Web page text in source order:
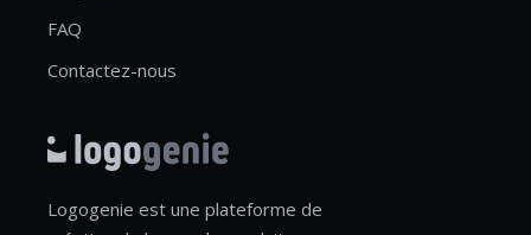
FAQ
Contactez-nous
Logogenie est une plateforme de